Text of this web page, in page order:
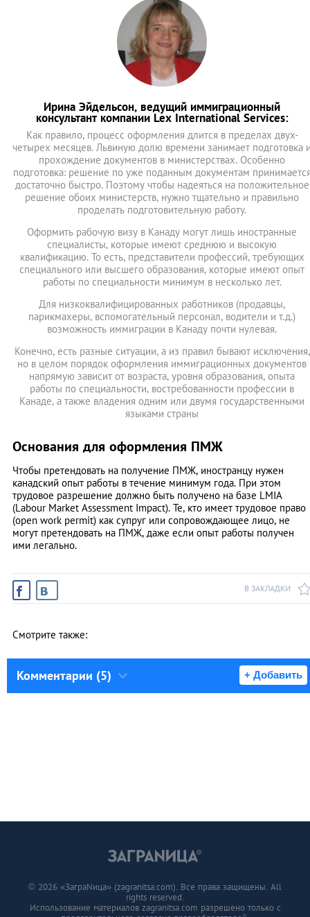
Ирина Эйдельсон, ведущий иммиграционный
консультант компании Lex International Services:
Как правило, процесс оформления длится в пределах двух-
четырех месяцев. Львиную долю времени занимает подготовка
прохождение документов в министерствах. Особенно
подготовка: решение по уже поданным документам
достаточно быстро. Поэтому чтобы надеяться на положительное
решение обоих министерств, нужно тщательно и правильно
проделать подготовительную работу.
Оформить рабочую визу в Канаду могут лишь иностранные
специалисты, которые имеют среднюю и высокую
квалификацию. То есть, представители профессий, требующих
специального или высшего образования, которые имеют опыт
работы по специальности минимум в несколько лет.
Для низкоквалифицированных работников (продавцы,
парикмахеры, вспомогательный персонал, водители и т.д.)
возможность иммиграции в Канаду почти нулевая.
Конечно, есть разные ситуации, а из правил бывают исключения,
но в целом порядок оформления иммиграционных документов
напрямую зависит от возраста, уровня образования, опыта
работы по специальности, востребованности профессии в
Канаде, а также владения одним или двумя государственными
языками страны
Основания для оформления ПМЖ
Чтобы претендовать на получение ПМЖ, иностранцу нужен
канадский опыт работы в течение минимум года. При этом
трудовое разрешение должно быть получено на базе LMIA
(Labour Market Assessment Impact). Те, кто имеет трудовое право
(open work permit) как супруг или сопровождающее лицо, не
могут претендовать на ПМЖ, даже если опыт работы получен
ими легально.
В ЗАКЛАДКИ
Смотрите также:
Комментарии (5) + Добавить
© 2026 «ЗаграNица» (zagranitsa.com). Все права защищены. All
rights reserved.
Использование материалов zagranitsa.com разрешено только с